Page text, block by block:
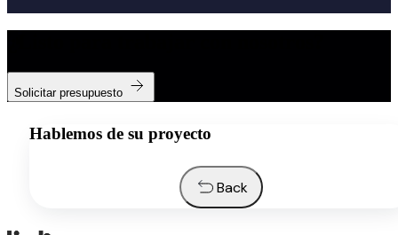
Solicitar presupuesto
Hablemos de su proyecto
Back